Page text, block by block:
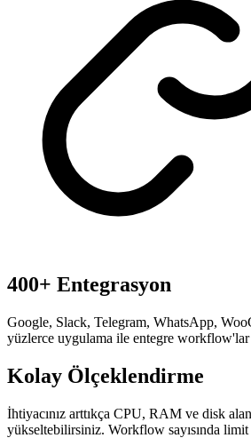
400+ Entegrasyon
Google, Slack, Telegram, WhatsApp,
yüzlerce uygulama ile entegre
Kolay Ölçeklendirme
İhtiyacınız arttıkça CPU, RAM ve disk
yükseltebilirsiniz. Workflow sayısında